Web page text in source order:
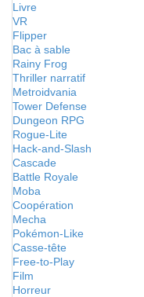
Livre
VR
Flipper
Bac à sable
Rainy Frog
Thriller narratif
Metroidvania
Tower Defense
Dungeon RPG
Rogue-Lite
Hack-and-Slash
Cascade
Battle Royale
Moba
Coopération
Mecha
Pokémon-Like
Casse-tête
Free-to-Play
Film
Horreur